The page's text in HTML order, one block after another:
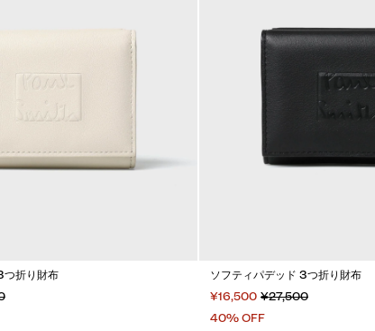
つ折り財布
ソフティパデッド 3つ折り財布
¥16,500 ¥27,500
40% OFF